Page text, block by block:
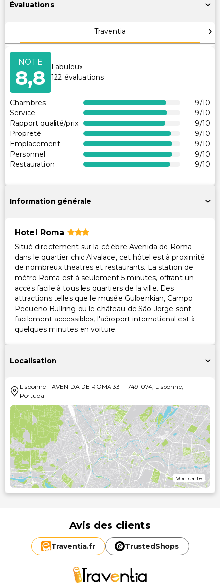
Télévision dans les espaces communs
Espace de conférence
Transport
Navette aéroport (payante)
Accessibilité
Accessibilité dans la chambre (dans certaines
chambres)
Réception accessible en fauteuil roulant
Navette accessible pour l'aéroport
Chemin accessible en fauteuil roulant
Coffre-fort à la réception
Évaluations
Traventia
NOTE
8,8
Fabuleux
122 évaluations
Chambres 9/10
Service
9/10
Rapport qualité/prix
9/10
Propreté
9/10
Emplacement
9/10
Personnel
9/10
Restauration
9/10
Information générale
Hotel Roma
Situé directement sur la célèbre Avenida de Roma
dans le quartier chic Alvalade, cet hôtel est à proximité
de nombreux théâtres et restaurants. La station de
métro Roma est à seulement 5 minutes, offrant un
accès facile à tous les quartiers de la ville. Des
attractions telles que le musée Gulbenkian, Campo
Pequeno Bullring ou le château de São Jorge sont
facilement accessibles, l'aéroport international est à
quelques minutes en voiture.
Localisation
Lisbonne - AVENIDA DE ROMA 33 - 1749-074 Lisbonne,
Portugal
Voir carte
Avis des clients
Traventia.fr TrustedShops